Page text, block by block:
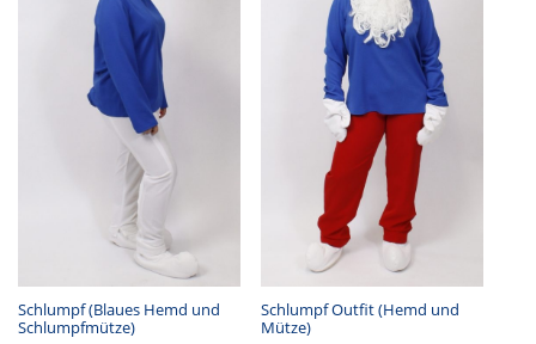
Schlumpf (Blaues Hemd und
Schlumpfmütze)
Schlumpf Outfit (Hemd und
Mütze)